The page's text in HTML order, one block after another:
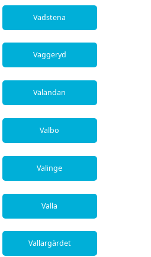
Vadstena
Vaggeryd
Väländan
Valbo
Valinge
Valla
Vallargärdet